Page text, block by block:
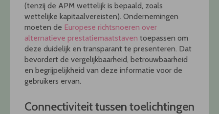
(tenzij de APM wettelijk is bepaald, zoals
wettelijke kapitaalvereisten). Ondernemingen
moeten de Europese richtsnoeren over
alternatieve prestatiemaatstaven toepassen om
deze duidelijk en transparant te presenteren. Dat
bevordert de vergelijkbaarheid, betrouwbaarheid
en begrijpelijkheid van deze informatie voor de
gebruikers ervan.
Connectiviteit tussen toelichtingen